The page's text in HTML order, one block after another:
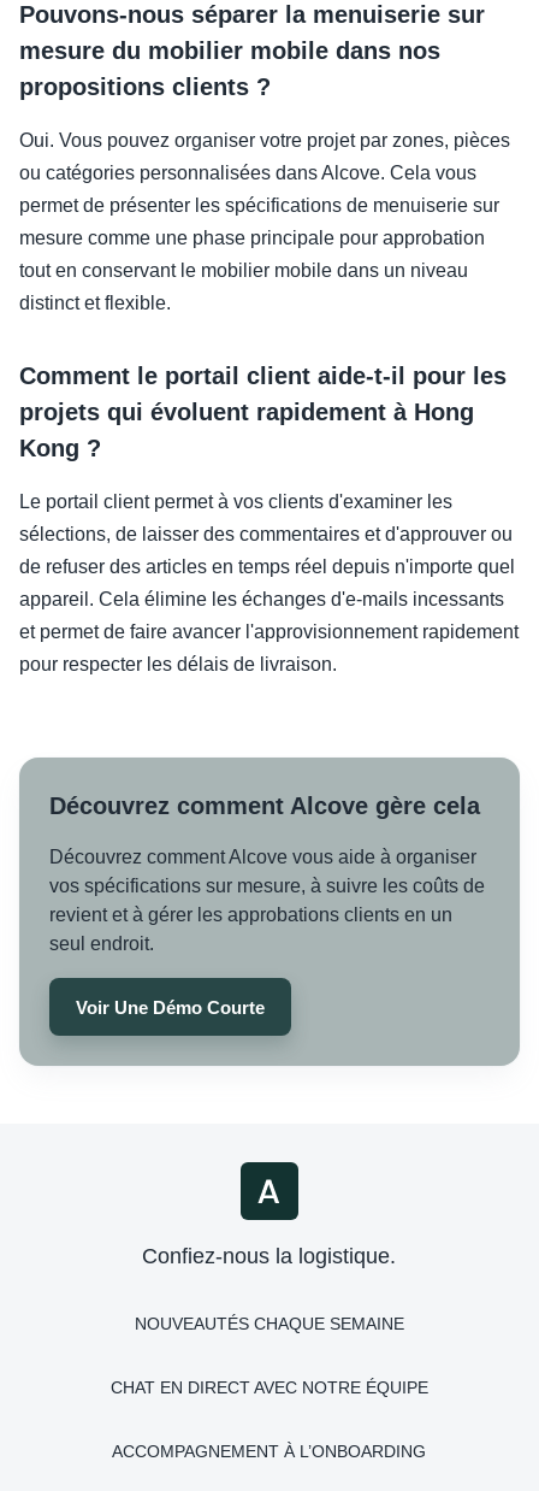
Pouvons-nous séparer la menuiserie sur
mesure du mobilier mobile dans nos
propositions clients ?
Oui. Vous pouvez organiser votre projet par zones, pièces
ou catégories personnalisées dans Alcove. Cela vous
permet de présenter les spécifications de menuiserie sur
mesure comme une phase principale pour approbation
tout en conservant le mobilier mobile dans un niveau
distinct et flexible.
Comment le portail client aide-t-il pour les
projets qui évoluent rapidement à Hong
Kong ?
Le portail client permet à vos clients d'examiner les
sélections, de laisser des commentaires et d'approuver ou
de refuser des articles en temps réel depuis n'importe quel
appareil. Cela élimine les échanges d'e-mails incessants
et permet de faire avancer l'approvisionnement rapidement
pour respecter les délais de livraison.
Découvrez comment Alcove gère cela
Découvrez comment Alcove vous aide à organiser
vos spécifications sur mesure, à suivre les coûts de
revient et à gérer les approbations clients en un
seul endroit.
Voir Une Démo Courte
Confiez-nous la logistique.
NOUVEAUTÉS CHAQUE SEMAINE
CHAT EN DIRECT AVEC NOTRE ÉQUIPE
ACCOMPAGNEMENT À L’ONBOARDING